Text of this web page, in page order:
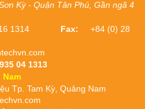
Kỳ - Quận Tân Phú, Gần ngã 4
1314 Fax: +84 (0) 28
04 1313
Tp. Tam Kỳ, Quảng Nam